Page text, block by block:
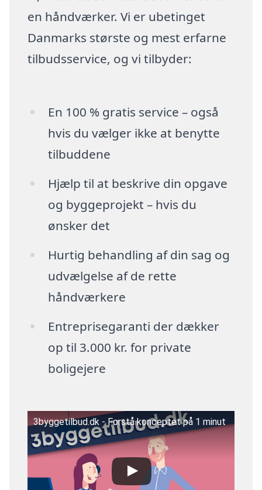
en håndværker. Vi er ubetinget
Danmarks største og mest erfarne
tilbudsservice, og vi tilbyder:
En 100 % gratis service – også
hvis du vælger ikke at benytte
tilbuddene
Hjælp til at beskrive din opgave
og byggeprojekt – hvis du
ønsker det
Hurtig behandling af din sag og
udvælgelse af de rette
håndværkere
Entreprisegaranti der dækker
op til 3.000 kr. for private
boligejere
3byggetilbud.dk - Forstå konceptet på 1 minut